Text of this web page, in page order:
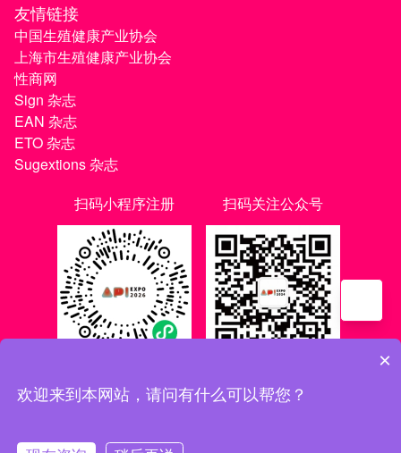
友情链接
中国生殖健康产业协会
上海市生殖健康产业协会
性商网
Sign 杂志
EAN 杂志
ETO 杂志
Sugextions 杂志
扫码小程序注册
扫码关注公众号
沪ICP备20021056号-1 | 沪ICP备20021056号-3
×
欢迎来到本网站，请问有什么可以帮您？